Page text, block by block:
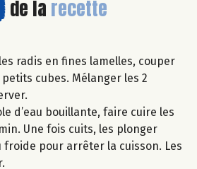
de la recette
radis en fines lamelles, couper
cubes. Mélanger les 2
d’eau bouillante, faire cuire les
Une fois cuits, les plonger
froide pour arrêter la cuisson. Les